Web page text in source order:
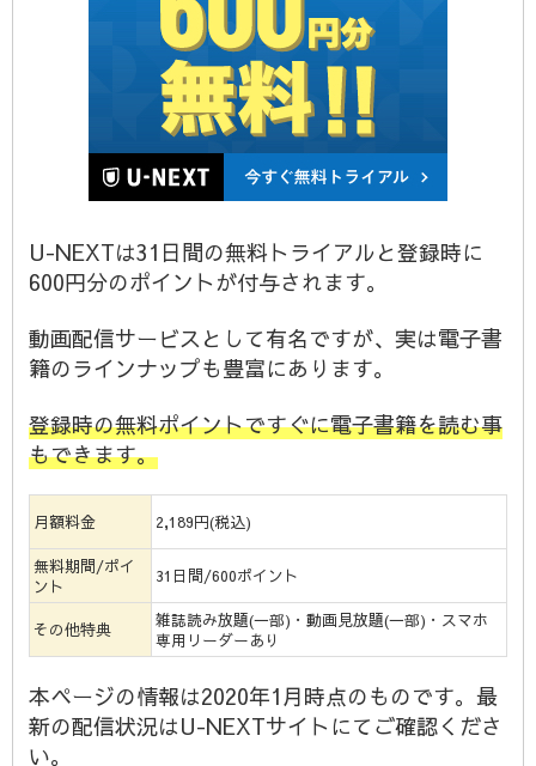
U-NEXTは31日間の無料トライアルと登録時に
600円分のポイントが付与されます。
動画配信サービスとして有名ですが、実は電子書
籍のラインナップも豊富にあります。
登録時の無料ポイントですぐに電子書籍を読む事
もできます。
月額料金 2,189円(税込)
無料期間/ポイ
ント
31日間/600ポイント
その他特典
雑誌読み放題(一部)・動画見放題(一部)・スマホ
専用リーダーあり
本ページの情報は2020年1月時点のものです。最
新の配信状況はU-NEXTサイトにてご確認くださ
い。